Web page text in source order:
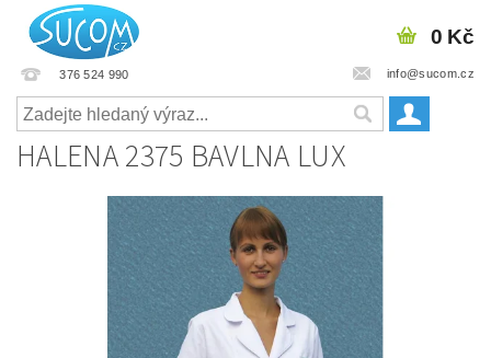
376 524 990 info@sucom.cz
0 Kč
HALENA 2375 BAVLNA LUX